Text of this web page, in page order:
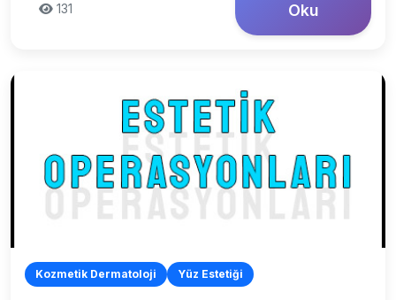
131
Oku
Kozmetik Dermatoloji Yüz Estetiği